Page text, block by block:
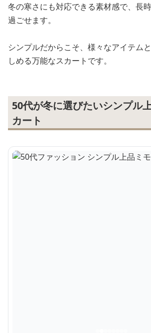
冬の寒さにも対応できる素材感で、長
過ごせます。
シンプルだからこそ、様々なアイテム
しめる万能なスカートです。
50代が冬に選びたいシンプル
カート